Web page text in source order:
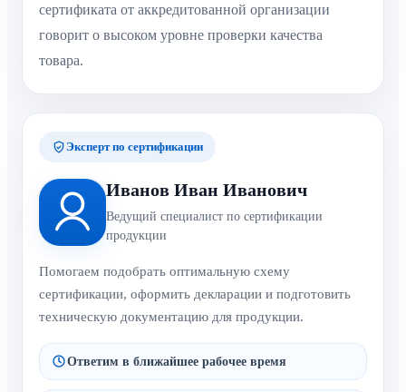
сертификата от аккредитованной организации
говорит о высоком уровне проверки качества
товара.
Эксперт по сертификации
Иванов Иван Иванович
Ведущий специалист по сертификации
продукции
Помогаем подобрать оптимальную схему
сертификации, оформить декларации и подготовить
техническую документацию для продукции.
Ответим в ближайшее рабочее время